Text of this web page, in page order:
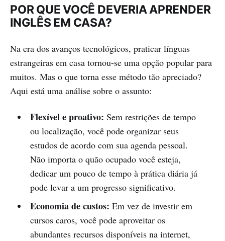
POR QUE VOCÊ DEVERIA APRENDER
INGLÊS EM CASA?
Na era dos avanços tecnológicos, praticar línguas
estrangeiras em casa tornou-se uma opção popular para
muitos. Mas o que torna esse método tão apreciado?
Aqui está uma análise sobre o assunto:
Flexível e proativo: Sem restrições de tempo
ou localização, você pode organizar seus
estudos de acordo com sua agenda pessoal.
Não importa o quão ocupado você esteja,
dedicar um pouco de tempo à prática diária já
pode levar a um progresso significativo.
Economia de custos: Em vez de investir em
cursos caros, você pode aproveitar os
abundantes recursos disponíveis na internet,